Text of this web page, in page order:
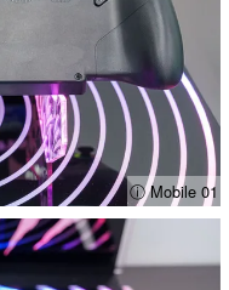
ⓘ Mobile 01